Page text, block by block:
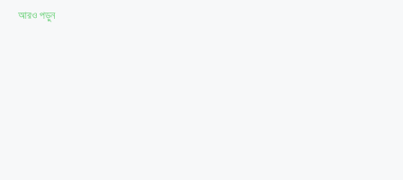
আরও পড়ুন